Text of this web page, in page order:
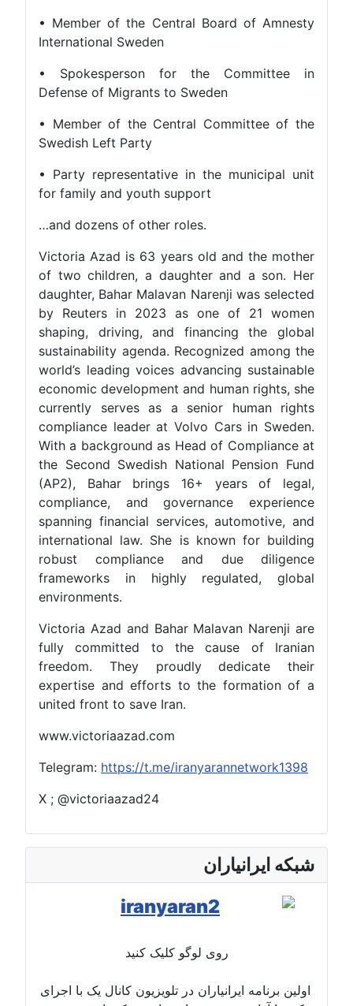
• Member of the Central Board of Amnesty
International Sweden
• Spokesperson for the Committee in
Defense of Migrants to Sweden
• Member of the Central Committee of the
Swedish Left Party
• Party representative in the municipal unit
for family and youth support
…and dozens of other roles.
Victoria Azad is 63 years old and the mother
of two children, a daughter and a son. Her
daughter, Bahar Malavan Narenji was selected
by Reuters in 2023 as one of 21 women
shaping, driving, and financing the global
sustainability agenda. Recognized among the
world’s leading voices advancing sustainable
economic development and human rights, she
currently serves as a senior human rights
compliance leader at Volvo Cars in Sweden.
With a background as Head of Compliance at
the Second Swedish National Pension Fund
(AP2), Bahar brings 16+ years of legal,
compliance, and governance experience
spanning financial services, automotive, and
international law. She is known for building
robust compliance and due diligence
frameworks in highly regulated, global
environments.
Victoria Azad and Bahar Malavan Narenji are
fully committed to the cause of Iranian
freedom. They proudly dedicate their
expertise and efforts to the formation of a
united front to save Iran.
www.victoriaazad.com
Telegram: https://t.me/iranyarannetwork1398
X ; @victoriaazad24
شبکه ایرانیاران
روی لوگو کلیک کنید
اولین برنامه ایرانیاران در تلویزیون کانال یک با اجرای